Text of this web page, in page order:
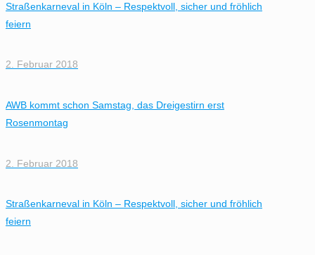
Straßenkarneval in Köln – Respektvoll, sicher und fröhlich
feiern
2. Februar 2018
AWB kommt schon Samstag, das Dreigestirn erst
Rosenmontag
2. Februar 2018
Straßenkarneval in Köln – Respektvoll, sicher und fröhlich
feiern